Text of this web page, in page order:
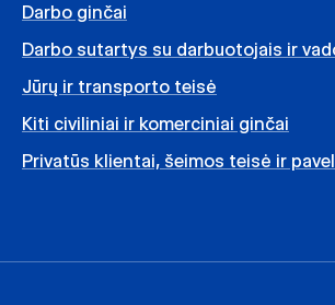
Darbo ginčai
Darbo sutartys su darbuotojais ir
Jūrų ir transporto teisė
Kiti civiliniai ir komerciniai ginčai
Privatūs klientai, šeimos teisė ir